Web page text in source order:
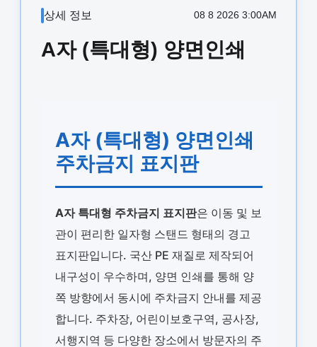
상세 정보 08 8 2026 3:00AM
A자 (특대형) 양면인쇄
A자 (특대형) 양면인쇄
주차금지 표지판
A자 특대형 주차금지 표지판은 이동 및 보
관이 편리한 일자형 스탠드 형태의 경고
표지판입니다. 국산 PE 재질로 제작되어
내구성이 우수하며, 양면 인쇄를 통해 양
쪽 방향에서 동시에 주차금지 안내를 제공
합니다. 주차장, 어린이보호구역, 공사장,
서행지역 등 다양한 장소에서 방문자의 주